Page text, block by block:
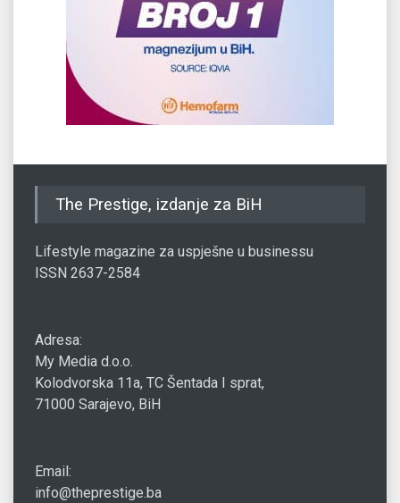
The Prestige, izdanje za BiH
Lifestyle magazine za uspješne u businessu
ISSN 2637-2584
Adresa:
My Media d.o.o.
Kolodvorska 11a, TC Šentada I sprat,
71000 Sarajevo, BiH
Email:
info@theprestige.ba